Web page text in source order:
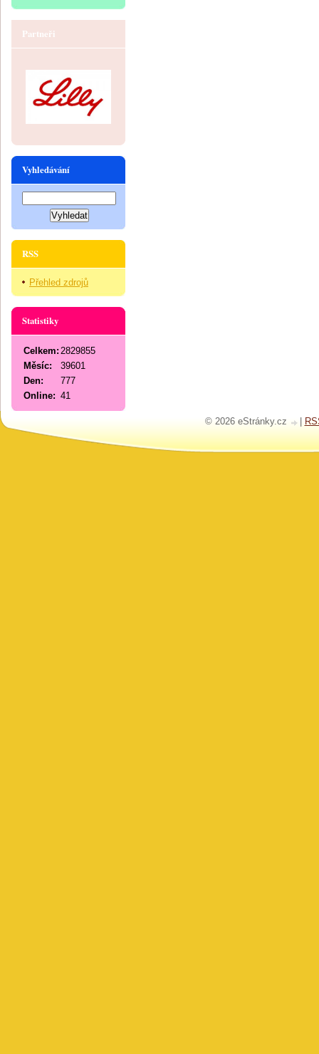
Partneři
Vyhledávání
RSS
Přehled zdrojů
Statistiky
Online: 41
Celkem: 2829855
Měsíc:
39601
Den:
777
© 2026 eStránky.cz